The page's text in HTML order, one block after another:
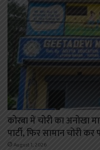
कोरबा में चोरी का अनोखा
पार्टी, फिर सामान चोरी
August 1, 2026